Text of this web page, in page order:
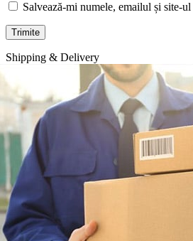
Salvează-mi numele, emailul și site-
Shipping & Delivery